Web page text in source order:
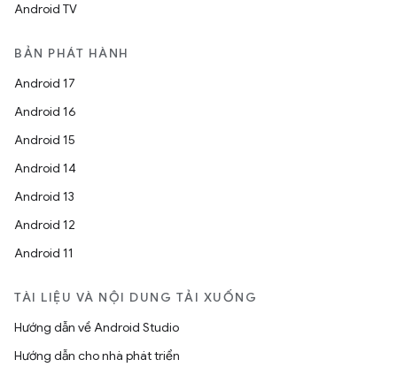
Android TV
BẢN PHÁT HÀNH
Android 17
Android 16
Android 15
Android 14
Android 13
Android 12
Android 11
TÀI LIỆU VÀ NỘI DUNG TẢI XUỐNG
Hướng dẫn về Android Studio
Hướng dẫn cho nhà phát triển